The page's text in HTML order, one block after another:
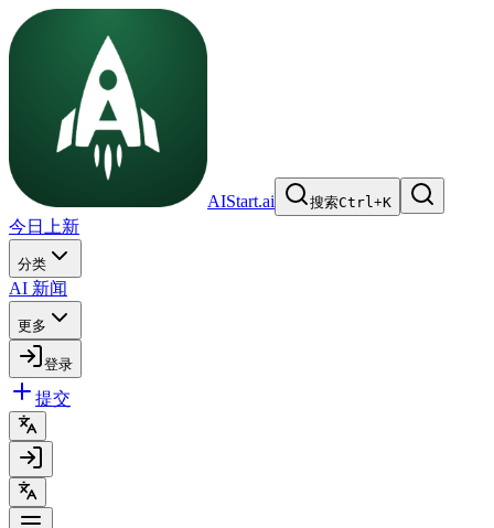
AIStart.ai 搜索Ctrl+K
今日上新
分类
AI 新闻
更多
登录
提交